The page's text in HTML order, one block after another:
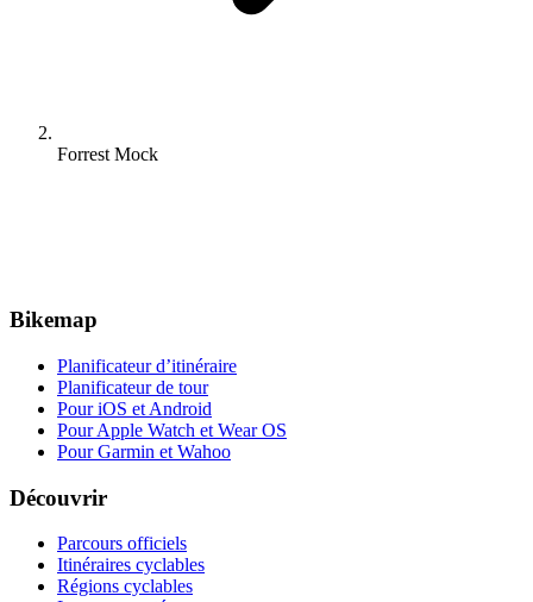
Forrest Mock
Bikemap
Planificateur d’itinéraire
Planificateur de tour
Pour iOS et Android
Pour Apple Watch et Wear OS
Pour Garmin et Wahoo
Découvrir
Parcours officiels
Itinéraires cyclables
Régions cyclables